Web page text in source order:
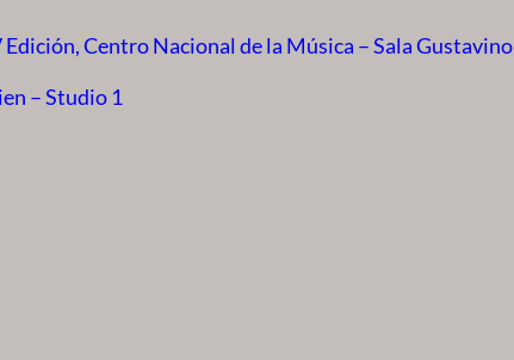
Centro Nacional de la Música – Sala Gustavino
– Studio 1